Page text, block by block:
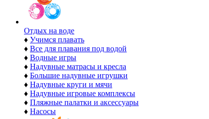
Отдых на воде
♦ Учимся плавать
♦ Все для плавания под водой
♦ Водные игры
♦ Надувные матрасы и кресла
♦ Большие надувные игрушки
♦ Надувные круги и мячи
♦ Надувные игровые комплексы
♦ Пляжные палатки и аксессуары
♦ Насосы